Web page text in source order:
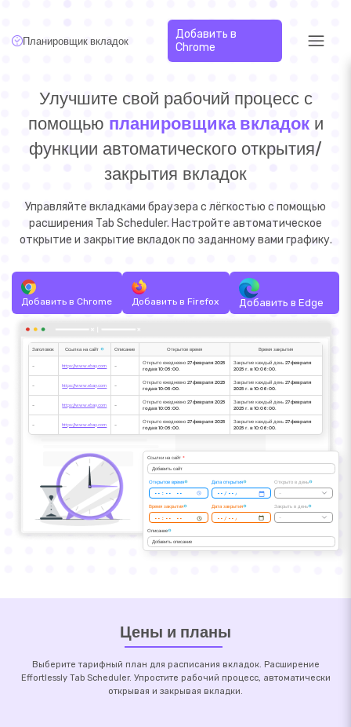
Планировщик вкладок
Добавить в
Chrome
Улучшите свой рабочий процесс с
помощью планировщика вкладоки
функции автоматического открытия/
закрытия вкладок
Управляйте вкладками браузера с лёгкостью с помощью
расширения Tab Scheduler. Настройте автоматическое
открытие и закрытие вкладок по заданному вами графику.
Добавить в Chrome Добавить в Firefox Добавить в Edge
Заголовок Ссылка на сайт Описание Открытое время Время закрытия
- https://www.ebay.com - Открыто ежедневно27 февраля 2025
года в 10:05:00.
Закрытие каждый день27 февраля
2025 г. в 10:06:00.
- https://www.ebay.com - Открыто ежедневно27 февраля 2025
года в 10:05:00.
Закрытие каждый день27 февраля
2025 г. в 10:06:00.
- https://www.ebay.com - Открыто ежедневно27 февраля 2025
года в 10:05:00.
Закрытие каждый день27 февраля
2025 г. в 10:06:00.
- https://www.ebay.com - Открыто ежедневно27 февраля 2025
года в 10:05:00.
Закрытие каждый день27 февраля
2025 г. в 10:06:00.
Ссылки на сайт *
Добавить сайт
Открытое время Дата открытия
Открыто в день
-
Время закрытия Дата закрытия
Закрыть в день
-
Описание
Добавить описание
Цены и планы
Выберите тарифный план для расписания вкладок. Расширение
Effortlessly Tab Scheduler. Упростите рабочий процесс, автоматически
открывая и закрывая вкладки.